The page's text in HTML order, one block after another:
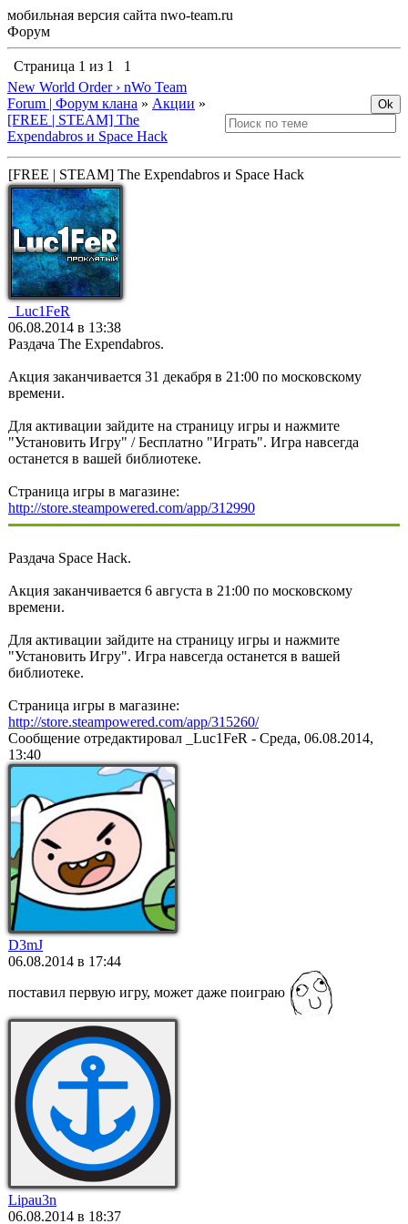
мобильная версия сайта nwo-team.ru
Форум
Страница 1 из 1
1
New World Order › nWo Team
Forum | Форум клана » Акции »
[FREE | STEAM] The
Expendabros и Space Hack
[FREE | STEAM] The Expendabros и Space Hack
_Luc1FeR
06.08.2014 в 13:38
Pаздача The Expendabros.
Акция заканчивается 31 декабря в 21:00 по московскому
времени.
Для активации зайдите на страницу игры и нажмите
"Установить Игру" / Бесплатно "Играть". Игра навсегда
останется в вашей библиотеке.
Страница игры в магазине:
http://store.steampowered.com/app/312990
Раздача Space Hack.
Акция заканчивается 6 августа в 21:00 по московскому
времени.
Для активации зайдите на страницу игры и нажмите
"Установить Игру". Игра навсегда останется в вашей
библиотеке.
Страница игры в магазине:
http://store.steampowered.com/app/315260/
Сообщение отредактировал
_Luc1FeR - Среда, 06.08.2014,
13:40
D3mJ
06.08.2014 в 17:44
поставил первую игру, может даже поиграю
Lipau3n
06.08.2014 в 18:37